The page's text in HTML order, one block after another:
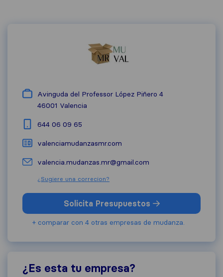
Avinguda del Professor López Piñero 4
46001 Valencia
644 06 09 65
valenciamudanzasmr.com
valencia.mudanzas.mr@gmail.com
¿Sugiere una correcion?
Solicita Presupuestos
+ comparar con 4 otras empresas de mudanza.
¿Es esta tu empresa?